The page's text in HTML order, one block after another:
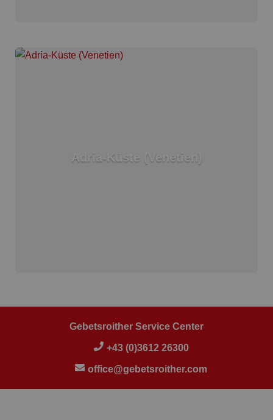
Adria-Küste (Venetien)
Gebetsroither Service Center
+43 (0)3612 26300
office@gebetsroither.com